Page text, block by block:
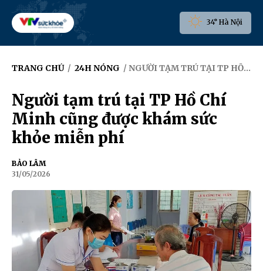
34° Hà Nội
TRANG CHỦ / 24H NÓNG / NGƯỜI TẠM TRÚ TẠI TP HỒ CHÍ MINH CŨNG ĐƯỢC KHÁM SỨC KHỎE MIỄN PHÍ
Người tạm trú tại TP Hồ Chí
Minh cũng được khám sức
khỏe miễn phí
BẢO LÂM
31/05/2026